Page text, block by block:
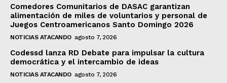
Comedores Comunitarios de DASAC garantizan
alimentación de miles de voluntarios y personal de
Juegos Centroamericanos Santo Domingo 2026
NOTICIAS ATACANDO agosto 7, 2026
Codessd lanza RD Debate para impulsar la cultura
democrática y el intercambio de ideas
NOTICIAS ATACANDO agosto 7, 2026